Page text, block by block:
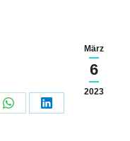
März
6
2023
Teilen
Teilen